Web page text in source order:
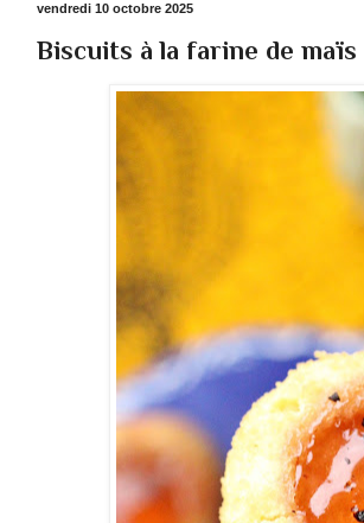
vendredi 10 octobre 2025
Biscuits à la farine de maïs